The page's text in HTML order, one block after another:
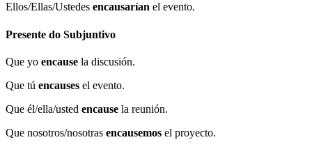
Ellos/Ellas/Ustedes encausarían el evento.
Presente do Subjuntivo
Que yo encause la discusión.
Que tú encauses el evento.
Que él/ella/usted encause la reunión.
Que nosotros/nosotras encausemos el proyecto.